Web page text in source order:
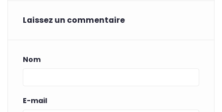
Laissez un commentaire
Nom
E-mail